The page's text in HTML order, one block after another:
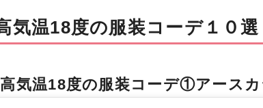
気温18度の服装コーデ１０選
気温18度の服装コーデ①アースカ